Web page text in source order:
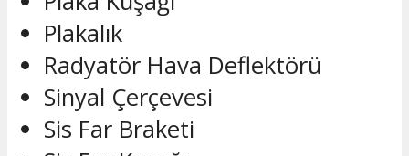
Plakalık
Radyatör Hava Deflektörü
Sinyal Çerçevesi
Sis Far Braketi